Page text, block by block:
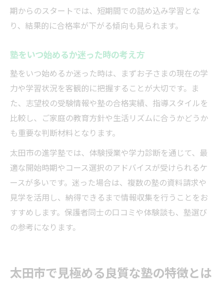
期からのスタートでは、短期間での詰め込み学習とな
り、結果的に合格率が下がる傾向も見られます。
塾をいつ始めるか迷った時の考え方
塾をいつ始めるか迷った時は、まずお子さまの現在の学
力や学習状況を客観的に把握することが大切です。ま
た、志望校の受験情報や塾の合格実績、指導スタイルを
比較し、ご家庭の教育方針や生活リズムに合うかどうか
も重要な判断材料となります。
太田市の進学塾では、体験授業や学力診断を通じて、最
適な開始時期やコース選択のアドバイスが受けられるケ
ースが多いです。迷った場合は、複数の塾の資料請求や
見学を活用し、納得できるまで情報収集を行うことをお
すすめします。保護者同士の口コミや体験談も、塾選び
の参考になります。
太田市で見極める良質な塾の特徴とは